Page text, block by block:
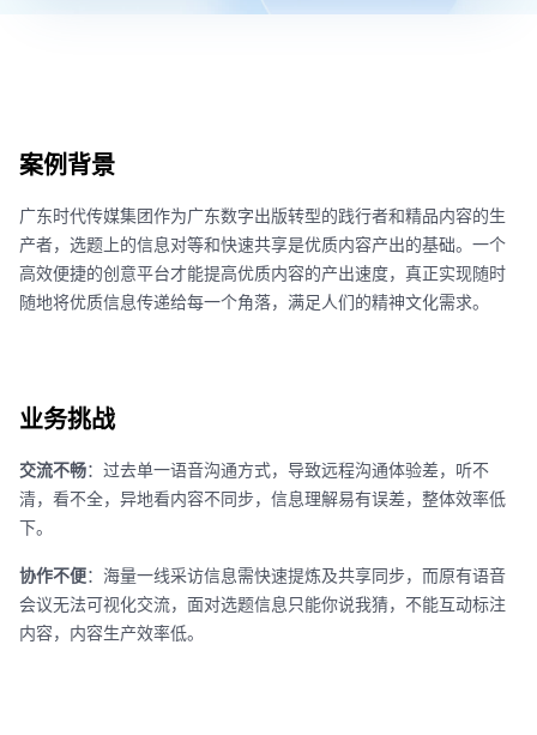
案例背景
广东时代传媒集团作为广东数字出版转型的践行者和精品内容的生
产者，选题上的信息对等和快速共享是优质内容产出的基础。一个
高效便捷的创意平台才能提高优质内容的产出速度，真正实现随时
随地将优质信息传递给每一个角落，满足人们的精神文化需求。
业务挑战
交流不畅：过去单一语音沟通方式，导致远程沟通体验差，听不
清，看不全，异地看内容不同步，信息理解易有误差，整体效率低
下。
协作不便：海量一线采访信息需快速提炼及共享同步，而原有语音
会议无法可视化交流，面对选题信息只能你说我猜，不能互动标注
内容，内容生产效率低。